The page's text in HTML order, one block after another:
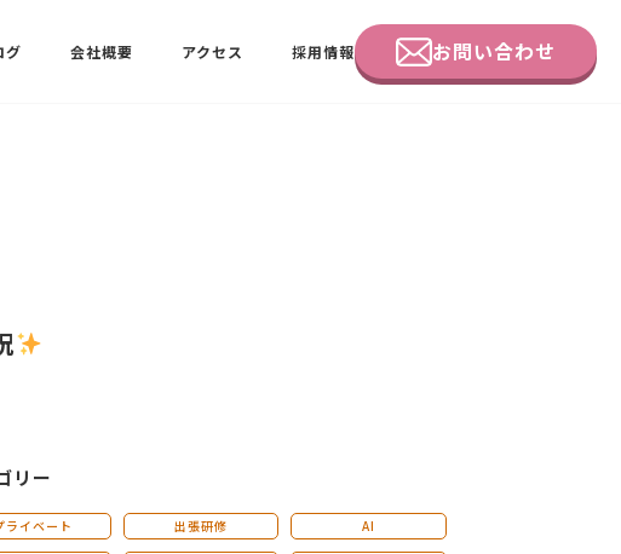
グ 会社概要 アクセス 採用情報 お問い合わせ
リー
ライベート 出張研修 AI